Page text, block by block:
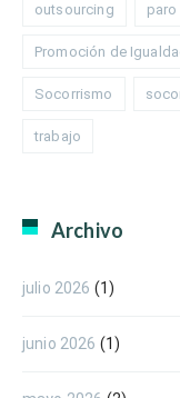
outsourcing paro
Promoción de
Socorrismo
trabajo
Archivo
julio 2026 (1)
junio 2026 (1)